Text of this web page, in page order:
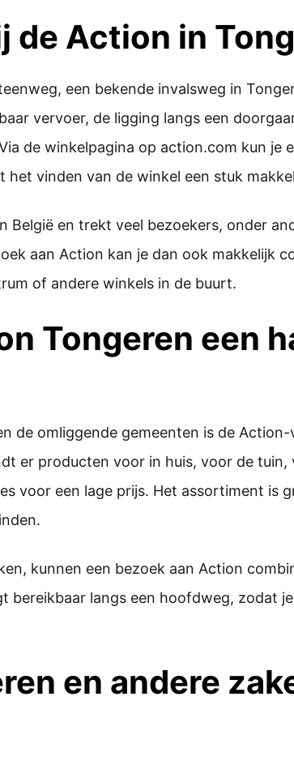
de Action in
een bekende invalsweg in
vervoer, de ligging langs een
de winkelpagina op action.com kun je
het vinden van de winkel een stuk
België en trekt veel bezoekers, onder
aan Action kan je dan ook makkelijk
of andere winkels in de buurt.
Tongeren een
de omliggende gemeenten is de
er producten voor in huis, voor de tuin,
voor een lage prijs. Het assortiment is
kunnen een bezoek aan Action
bereikbaar langs een hoofdweg, zodat
en andere